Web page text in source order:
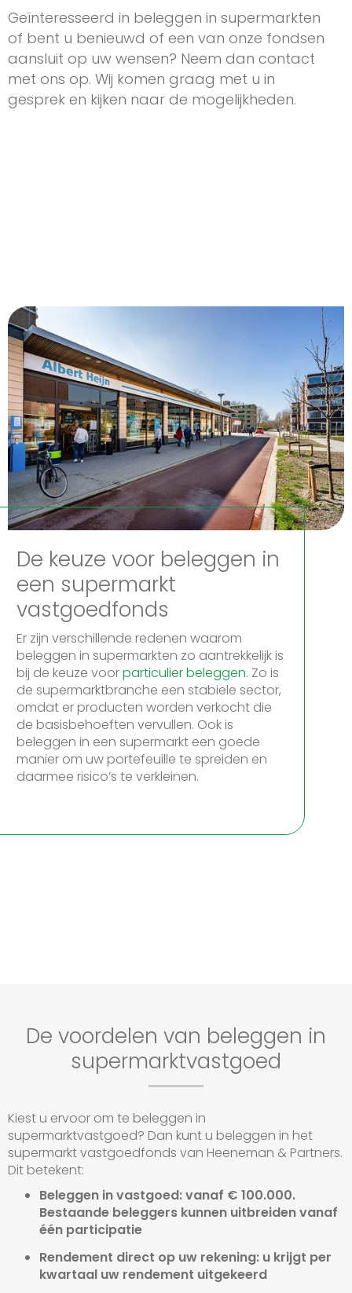
Geïnteresseerd in beleggen in supermarkten
of bent u benieuwd of een van onze fondsen
aansluit op uw wensen? Neem dan contact
met ons op. Wij komen graag met u in
gesprek en kijken naar de mogelijkheden.
De keuze voor beleggen in
een supermarkt
vastgoedfonds
Er zijn verschillende redenen waarom
beleggen in supermarkten zo aantrekkelijk is
bij de keuze voorparticulier beleggen. Zo is
de supermarktbranche een stabiele sector,
omdat er producten worden verkocht die
de basisbehoeften vervullen. Ook is
beleggen in een supermarkt een goede
manier om uw portefeuille te spreiden en
daarmee risico’s te verkleinen.
De voordelen van beleggen in
supermarktvastgoed
Kiest u ervoor om te beleggen in
supermarktvastgoed? Dan kunt u beleggen in het
supermarkt vastgoedfonds van Heeneman & Partners.
Dit betekent:
Beleggen in vastgoed: vanaf € 100.000.
Bestaande beleggers kunnen uitbreiden vanaf
één participatie
Rendement direct op uw rekening: u krijgt per
kwartaal uw rendement uitgekeerd